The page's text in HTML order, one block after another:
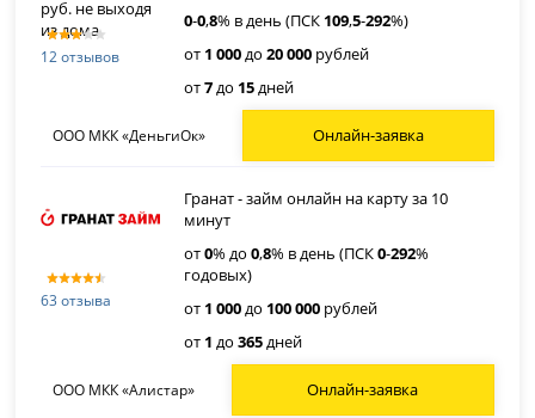
12 отзывов
0-0,8% в день (ПСК 109,5-292%)
от 1 000до20 000 рублей
от7до 15дней
ООО МКК «ДеньгиОк» Онлайн-заявка
63 отзыва
Гранат - займ онлайн на карту за 10
минут
от0% до0,8% в день (ПСК0-292%
годовых)
от 1 000до 100 000 рублей
от 1 до365дней
ООО МКК «Алистар» Онлайн-заявка